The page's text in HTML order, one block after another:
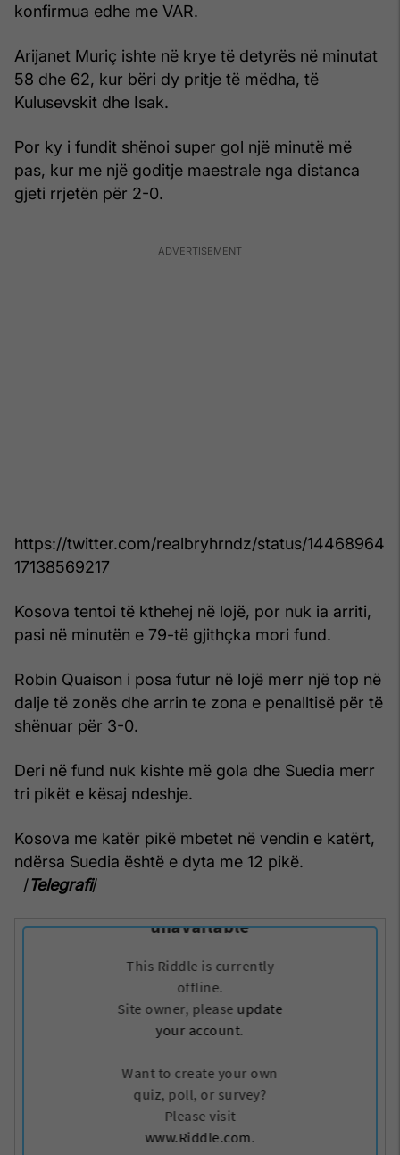
konfirmua edhe me VAR.
Arijanet Muriç ishte në krye të detyrës në minutat
58 dhe 62, kur bëri dy pritje të mëdha, të
Kulusevskit dhe Isak.
Por ky i fundit shënoi super gol një minutë më
pas, kur me një goditje maestrale nga distanca
gjeti rrjetën për 2-0.
https://twitter.com/realbryhrndz/status/14468964
17138569217
Kosova tentoi të kthehej në lojë, por nuk ia arriti,
pasi në minutën e 79-të gjithçka mori fund.
Robin Quaison i posa futur në lojë merr një top në
dalje të zonës dhe arrin te zona e penalltisë për të
shënuar për 3-0.
Deri në fund nuk kishte më gola dhe Suedia merr
tri pikët e kësaj ndeshje.
Kosova me katër pikë mbetet në vendin e katërt,
ndërsa Suedia është e dyta me 12 pikë.
/Telegrafi/